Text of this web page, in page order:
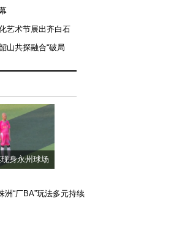
艺术节展出齐白石
山共探融合“破局
身永州球场
洲“厂BA”玩法多元持续